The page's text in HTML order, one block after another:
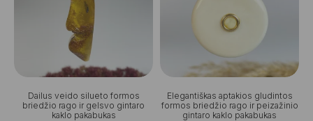
Dailus veido silueto formos
briedžio rago ir gelsvo gintaro
kaklo pakabukas
Elegantiškas aptakios gludintos
formos briedžio rago ir peizažinio
gintaro kaklo pakabukas